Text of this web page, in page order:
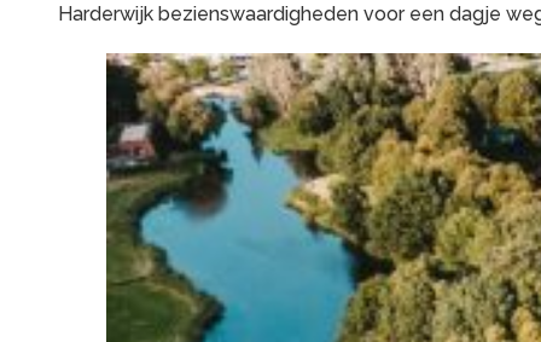
Harderwijk bezienswaardigheden voor een dagje